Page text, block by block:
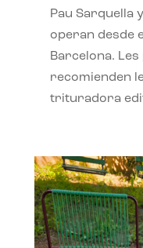
Pau Sarquella
operan desde
Barcelona.
recomienden
trituradora